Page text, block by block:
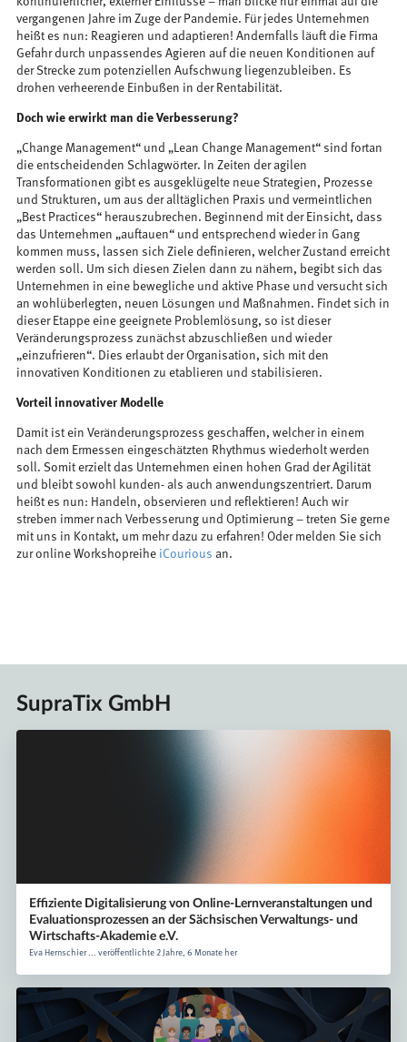
vergangenen Jahre im Zuge der Pandemie. Für jedes Unternehmen
heißt es nun: Reagieren und adaptieren! Andernfalls läuft die Firma
Gefahr durch unpassendes Agieren auf die neuen Konditionen auf
der Strecke zum potenziellen Aufschwung liegenzubleiben. Es
drohen verheerende Einbußen in der Rentabilität.
Doch wie erwirkt man die Verbesserung?
„Change Management“ und „Lean Change Management“ sind fortan
die entscheidenden Schlagwörter. In Zeiten der agilen
Transformationen gibt es ausgeklügelte neue Strategien, Prozesse
und Strukturen, um aus der alltäglichen Praxis und vermeintlichen
„Best Practices“ herauszubrechen. Beginnend mit der Einsicht, dass
das Unternehmen „auftauen“ und entsprechend wieder in Gang
kommen muss, lassen sich Ziele definieren, welcher Zustand erreicht
werden soll. Um sich diesen Zielen dann zu nähern, begibt sich das
Unternehmen in eine bewegliche und aktive Phase und versucht sich
an wohlüberlegten, neuen Lösungen und Maßnahmen. Findet sich in
dieser Etappe eine geeignete Problemlösung, so ist dieser
Veränderungsprozess zunächst abzuschließen und wieder
„einzufrieren“. Dies erlaubt der Organisation, sich mit den
innovativen Konditionen zu etablieren und stabilisieren.
Vorteil innovativer Modelle
Damit ist ein Veränderungsprozess geschaffen, welcher in einem
nach dem Ermessen eingeschätzten Rhythmus wiederholt werden
soll. Somit erzielt das Unternehmen einen hohen Grad der Agilität
und bleibt sowohl kunden- als auch anwendungszentriert. Darum
heißt es nun: Handeln, observieren und reflektieren! Auch wir
streben immer nach Verbesserung und Optimierung – treten Sie gerne
mit uns in Kontakt, um mehr dazu zu erfahren! Oder melden Sie sich
zur online Workshopreihe iCourious an.
SupraTix GmbH
Effiziente Digitalisierung von Online-Lernveranstaltungen und
Evaluationsprozessen an der Sächsischen Verwaltungs- und
Wirtschafts-Akademie e.V.
Eva Hernschier ... veröffentlichte 2 Jahre, 6 Monate her